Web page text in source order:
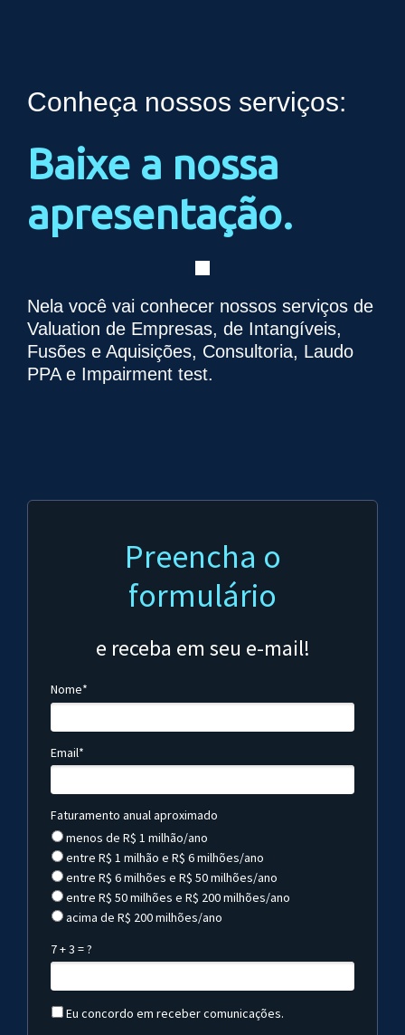
Conheça nossos serviços:
Baixe a nossa
apresentação.
Nela você vai conhecer nossos serviços de
Valuation de Empresas, de Intangíveis,
Fusões e Aquisições, Consultoria, Laudo
PPA e Impairment test.
Preencha o
formulário
e receba em seu e-mail!
Nome*
Email*
Faturamento anual aproximado
menos de R$ 1 milhão/ano
entre R$ 1 milhão e R$ 6 milhões/ano
entre R$ 6 milhões e R$ 50 milhões/ano
entre R$ 50 milhões e R$ 200 milhões/ano
acima de R$ 200 milhões/ano
7 + 3 = ?
Eu concordo em receber comunicações.